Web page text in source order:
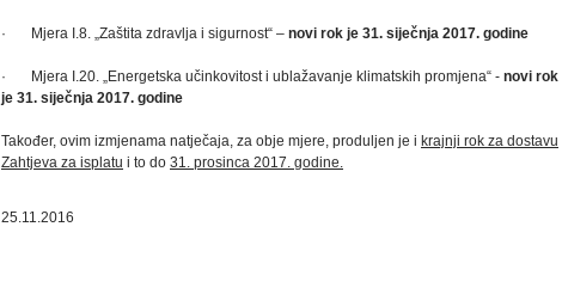
· Mjera I.8. „Zaštita zdravlja i sigurnost“ – novi rok je 31. siječnja 2017. godine
· Mjera I.20. „Energetska učinkovitost i ublažavanje klimatskih promjena“ - novi rok
je 31. siječnja 2017. godine
Također, ovim izmjenama natječaja, za obje mjere, produljen je i krajnji rok za dostavu
Zahtjeva za isplatu i to do 31. prosinca 2017. godine.
25.11.2016